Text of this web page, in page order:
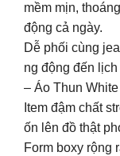
mềm mịn,
động cả ngày.
Dễ phối cùng
ng động đến lịch
– Áo Thun
Item đậm chất
ốn lên đồ thật
Form boxy rộng